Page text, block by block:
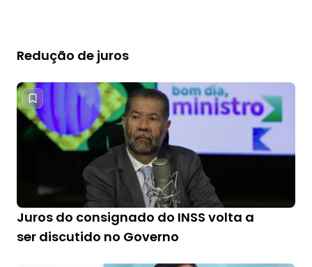
Redução de juros
Juros do consignado do INSS volta a
ser discutido no Governo